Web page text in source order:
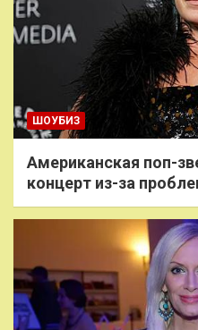
ШОУБИЗ
Американская поп-
концерт из-за